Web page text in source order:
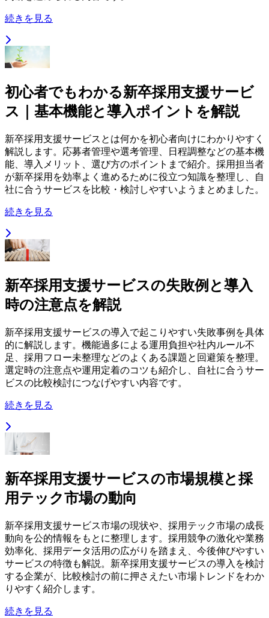
続きを見る
初心者でもわかる新卒採用支援サービ
ス｜基本機能と導入ポイントを解説
新卒採用支援サービスとは何かを初心者向けにわかりやすく
解説します。応募者管理や選考管理、日程調整などの基本機
能、導入メリット、選び方のポイントまで紹介。採用担当者
が新卒採用を効率よく進めるために役立つ知識を整理し、自
社に合うサービスを比較・検討しやすいようまとめました。
続きを見る
新卒採用支援サービスの失敗例と導入
時の注意点を解説
新卒採用支援サービスの導入で起こりやすい失敗事例を具体
的に解説します。機能過多による運用負担や社内ルール不
足、採用フロー未整理などのよくある課題と回避策を整理。
選定時の注意点や運用定着のコツも紹介し、自社に合うサー
ビスの比較検討につなげやすい内容です。
続きを見る
新卒採用支援サービスの市場規模と採
用テック市場の動向
新卒採用支援サービス市場の現状や、採用テック市場の成長
動向を公的情報をもとに整理します。採用競争の激化や業務
効率化、採用データ活用の広がりを踏まえ、今後伸びやすい
サービスの特徴も解説。新卒採用支援サービスの導入を検討
する企業が、比較検討の前に押さえたい市場トレンドをわか
りやすく紹介します。
続きを見る